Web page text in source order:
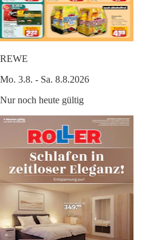
REWE
Mo. 3.8. - Sa. 8.8.2026
Nur noch heute gültig